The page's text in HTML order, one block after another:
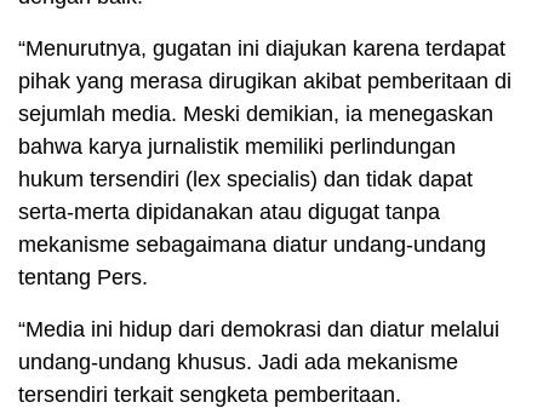
“Menurutnya, gugatan ini diajukan karena terdapat
pihak yang merasa dirugikan akibat pemberitaan di
sejumlah media. Meski demikian, ia menegaskan
bahwa karya jurnalistik memiliki perlindungan
hukum tersendiri (lex specialis) dan tidak dapat
serta-merta dipidanakan atau digugat tanpa
mekanisme sebagaimana diatur undang-undang
tentang Pers.
“Media ini hidup dari demokrasi dan diatur melalui
undang-undang khusus. Jadi ada mekanisme
tersendiri terkait sengketa pemberitaan.